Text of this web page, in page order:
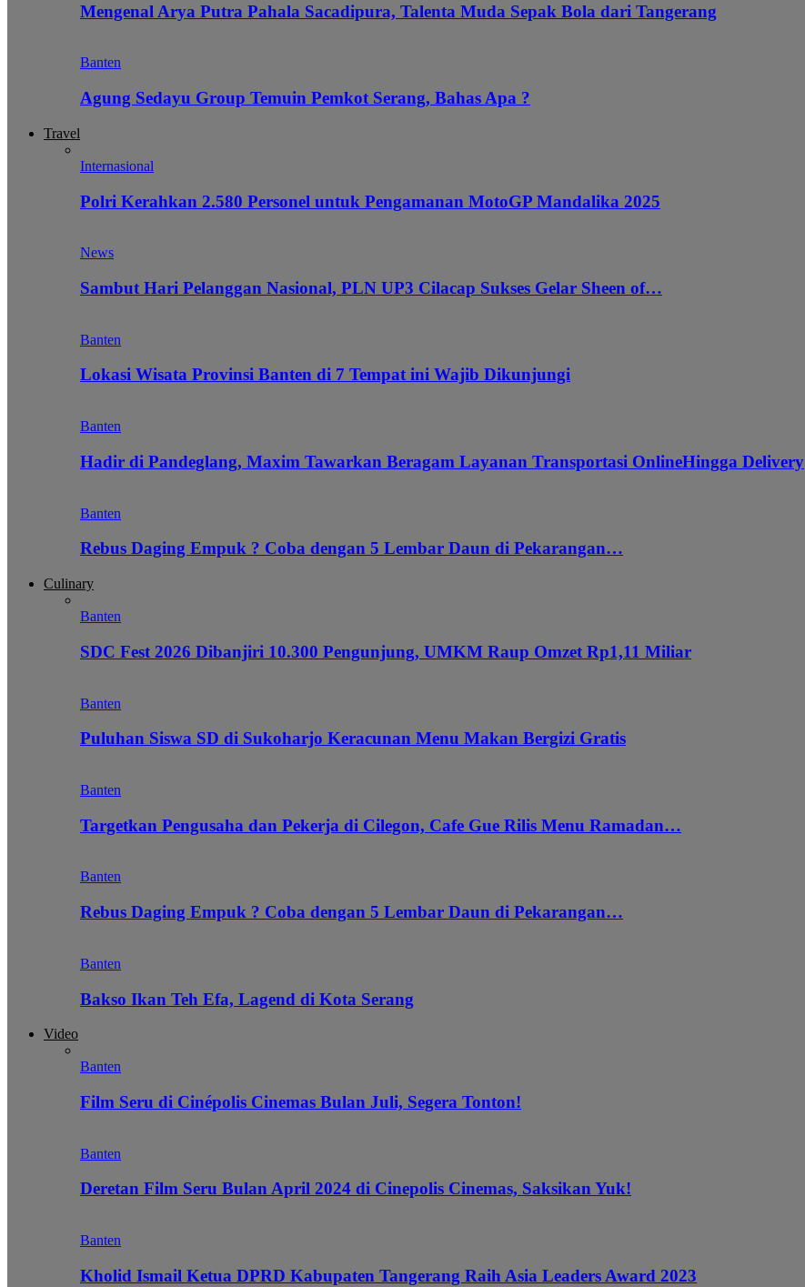
Mengenal Arya Putra Pahala Sacadipura, Talenta Muda Sepak Bola dari Tangerang
Banten
Agung Sedayu Group Temuin Pemkot Serang, Bahas Apa ?
Travel
Internasional
Polri Kerahkan 2.580 Personel untuk Pengamanan MotoGP Mandalika 2025
News
Sambut Hari Pelanggan Nasional, PLN UP3 Cilacap Sukses Gelar Sheen of…
Banten
Lokasi Wisata Provinsi Banten di 7 Tempat ini Wajib Dikunjungi
Banten
Hadir di Pandeglang, Maxim Tawarkan Beragam Layanan Transportasi OnlineHingga Delivery
Banten
Rebus Daging Empuk ? Coba dengan 5 Lembar Daun di Pekarangan…
Culinary
Banten
SDC Fest 2026 Dibanjiri 10.300 Pengunjung, UMKM Raup Omzet Rp1,11 Miliar
Banten
Puluhan Siswa SD di Sukoharjo Keracunan Menu Makan Bergizi Gratis
Banten
Targetkan Pengusaha dan Pekerja di Cilegon, Cafe Gue Rilis Menu Ramadan…
Banten
Rebus Daging Empuk ? Coba dengan 5 Lembar Daun di Pekarangan…
Banten
Bakso Ikan Teh Efa, Lagend di Kota Serang
Video
Banten
Film Seru di Cinépolis Cinemas Bulan Juli, Segera Tonton!
Banten
Deretan Film Seru Bulan April 2024 di Cinepolis Cinemas, Saksikan Yuk!
Banten
Kholid Ismail Ketua DPRD Kabupaten Tangerang Raih Asia Leaders Award 2023